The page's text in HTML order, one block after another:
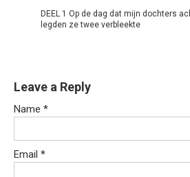
DEEL 1 Op de dag dat mijn dochters
legden ze twee verbleekte
Leave a Reply
Name *
Email *